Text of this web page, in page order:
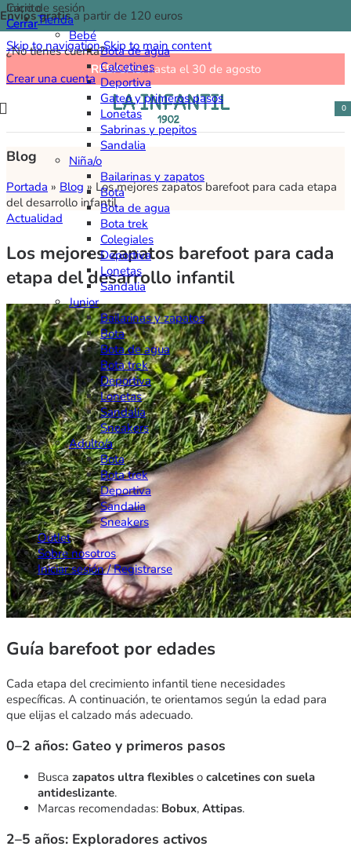
Skip to navigationSkip to main content
Envíos gratisa partir de 120 euros
REBAJAS: hasta el 30 de agosto
0
Blog
Portada » Blog » Los mejores zapatos barefoot para cada etapa
del desarrollo infantil
Actualidad
Los mejores zapatos barefoot para cada
etapa del desarrollo infantil
Guía barefoot por edades
Cada etapa del crecimiento infantil tiene necesidades
específicas. A continuación, te orientamos según la edad para
que elijas el calzado más adecuado.
0–2 años: Gateo y primeros pasos
Busca zapatos ultra flexibles o calcetines con suela
antideslizante.
Marcas recomendadas: Bobux, Attipas.
2–5 años: Exploradores activos
Tienda
Bebé
Bota de agua
Calcetines
Deportiva
Gateo y primeros pasos
Lonetas
Sabrinas y pepitos
Sandalia
Niña/o
Bailarinas y zapatos
Bota
Bota de agua
Bota trek
Colegiales
Deportiva
Lonetas
Sandalia
Junior
Bailarinas y zapatos
Bota
Bota de agua
Bota trek
Deportiva
Lonetas
Sandalia
Sneakers
Adulto/a
Bota
Bota trek
Deportiva
Sandalia
Sneakers
Outlet
Sobre nosotros
Iniciar sesión / Registrarse
Carrito
Cerrar
Inicio de sesión
Cerrar
¿No tienes cuenta?
Crear una cuenta